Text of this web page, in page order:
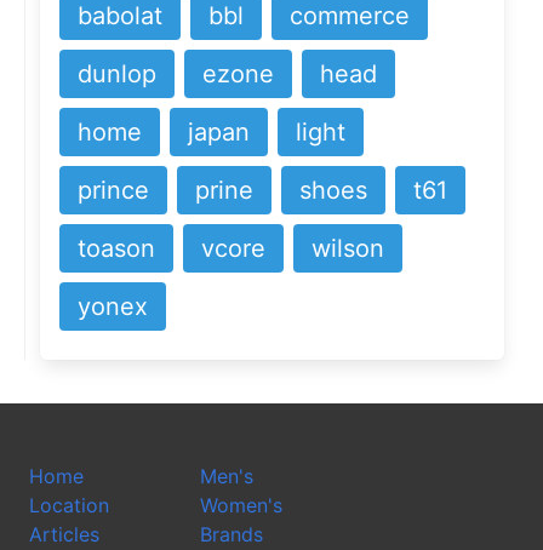
babolat
bbl
commerce
dunlop
ezone
head
home
japan
light
prince
prine shoes
t61
toason
vcore
wilson
yonex
Home
Location
Articles
Men's
Women's
Brands